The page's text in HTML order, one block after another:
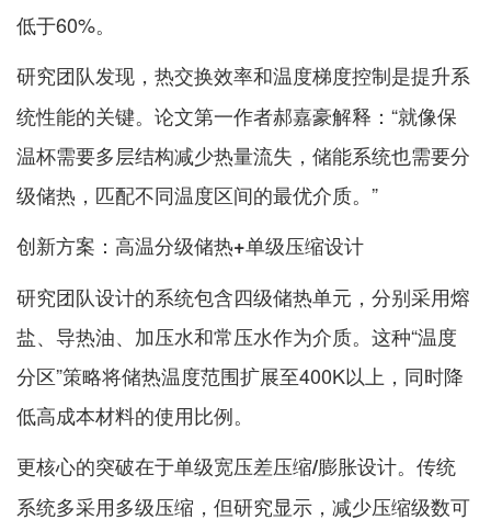
低于60%。
研究团队发现， 热交换效率和温度梯度控制是提升系
统性能的关键。论文第一作者郝嘉豪解释：“就像保
温杯需要多层结构减少热量流失，储能系统也需要分
级储热，匹配不同温度区间的最优介质。”
创新方案：高温分级储热+单级压缩设计
研究团队设计的系统包含四级储热单元，分别采用熔
盐、导热油、加压水和常压水作为介质。这种“温度
分区”策略将储热温度范围扩展至400K以上，同时降
低高成本材料的使用比例。
更核心的突破在于单级宽压差压缩/膨胀设计。传统
系统多采用多级压缩，但研究显示， 减少压缩级数可